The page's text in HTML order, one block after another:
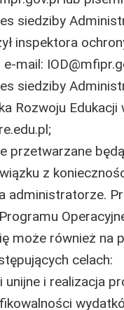
siedziby
inspektora
mail:
siedziby
Rozwoju
przetwarzane
z
administratorze.
może również na
celach:
unijne i realizacja